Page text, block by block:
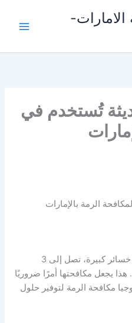
الامارات-
حديثة تُستخدم في
الإحصائيات تظهر أن الرمة تسبب خسائر كبيرة، تصل إلى 3
يجعل مكافحتها أمرًا ضروريًا
مكافحة الرمة لتوفير حلول